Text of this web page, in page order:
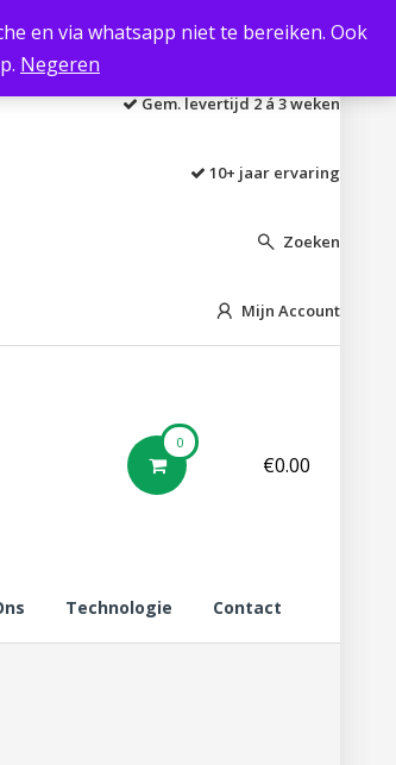
Laagste prijs garantie
Gem. levertijd 2 á 3 weken
10+ jaar ervaring
 Zoeken
 Mijn Account
0
€0.00
Technologie Contact
en via whatsapp niet te bereiken. Ook
Negeren